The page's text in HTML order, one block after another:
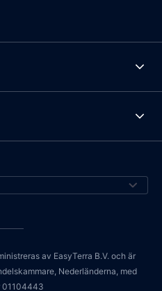
av EasyTerra B.V. och är
Nederländerna, med
01104443